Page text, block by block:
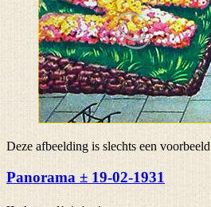
Deze afbeelding is slechts een voorbeeld
Panorama ± 19-02-1931